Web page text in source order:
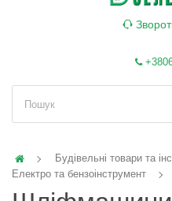
Будівельні товари та
Електро та бензоінструмент